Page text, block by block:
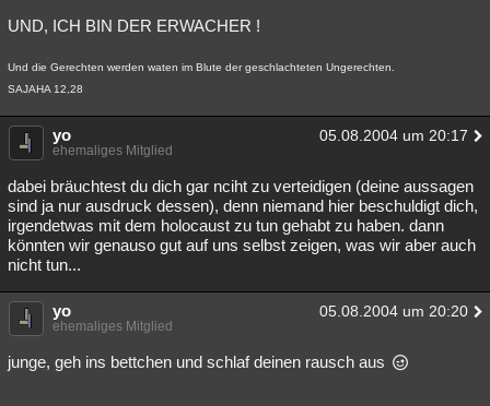
UND, ICH BIN DER ERWACHER !
Und die Gerechten werden waten im Blute der geschlachteten Ungerechten.
SAJAHA 12,28
yo 05.08.2004 um 20:17
ehemaliges Mitglied
dabei bräuchtest du dich gar nciht zu verteidigen (deine aussagen
sind ja nur ausdruck dessen), denn niemand hier beschuldigt dich,
irgendetwas mit dem holocaust zu tun gehabt zu haben. dann
könnten wir genauso gut auf uns selbst zeigen, was wir aber auch
nicht tun...
yo 05.08.2004 um 20:20
ehemaliges Mitglied
junge, geh ins bettchen und schlaf deinen rausch aus